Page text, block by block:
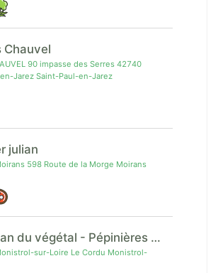
Chauvel
90 impasse des Serres 42740
Jarez Saint-Paul-en-Jarez
julian
598 Route de la Morge Moirans
Artisan du végétal - Pépinières Fournel
sur-Loire Le Cordu Monistrol-